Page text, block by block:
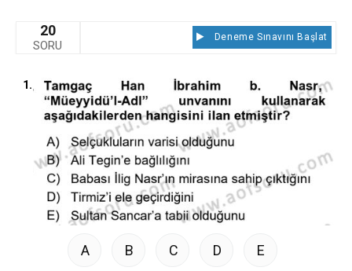
20
SORU
Deneme Sınavını Başlat
1.
A B C D E